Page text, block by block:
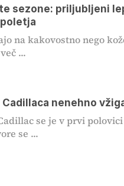
sezone: priljubljeni
na kakovostno nego
...
Cadillaca nenehno
se je v prvi
se ...